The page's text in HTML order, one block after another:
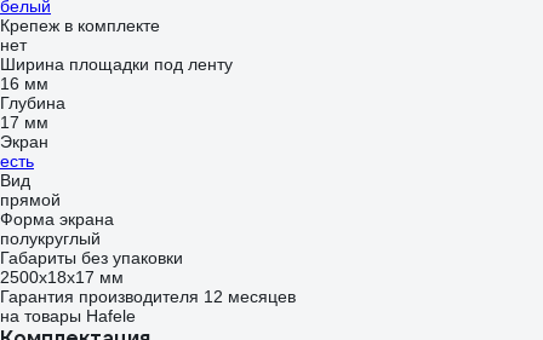
белый
Крепеж в комплекте
нет
Ширина площадки под ленту
16 мм
Глубина
17 мм
Экран
есть
Вид
прямой
Форма экрана
полукруглый
Габариты без упаковки
2500х18х17 мм
Гарантия производителя 12 месяцев
на товары Hafele